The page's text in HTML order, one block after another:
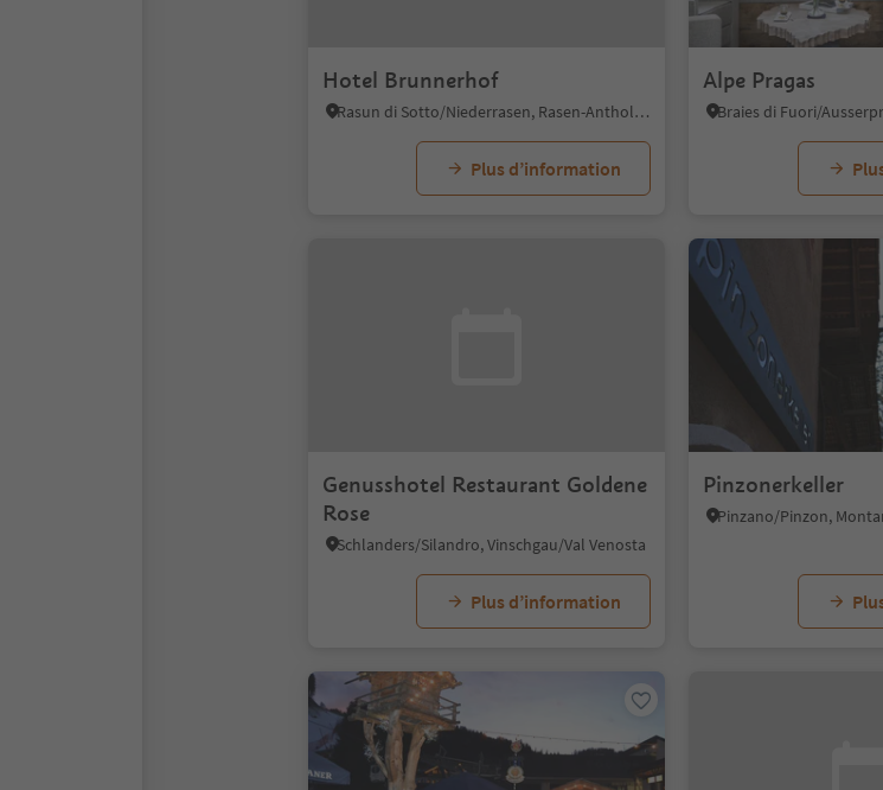
Hotel Brunnerhof
Rasun di Sotto/Niederrasen, Rasen-Antholz/Rasun Anterselva, Dolomites Region Kronplatz/Plan de Corones
Plus d’information
Alpe Pragas
Genusshotel Restaurant Goldene
Rose
Schlanders/Silandro, Vinschgau/Val Venosta
Plus d’information
Pinzonerkeller